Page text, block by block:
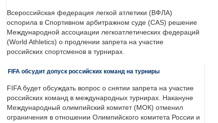
Всероссийская федерация легкой атлетики (ВФЛА)
оспорила в Спортивном арбитражном суде (CAS) решение
Международной ассоциации легкоатлетических федераций
(World Athletics) о продлении запрета на участие
российских спортсменов в турнирах.
FIFA обсудит допуск российских команд на турниры
FIFA будет обсуждать вопрос о снятии запрета на участие
российских команд в международных турнирах. Накануне
Международный олимпийский комитет (МОК) отменил
ограничения в отношении Олимпийского комитета России и